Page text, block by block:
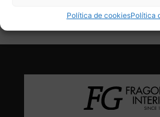
Política de cookiesPolítica